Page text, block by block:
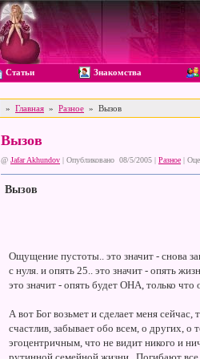
Статьи Знакомства
» Главная » Разное » Вызов
Вызов
@ Jafar Akhundov | Опубликовано 08/5/2005 | Разное |
Вызов
Ощущение пустоты.. это значит - снова
с нуля. и опять 25.. это значит - опять
это значит - опять будет ОНА, только что
А вот Бог возьмет и сделает меня сейчас,
счастлив, забывает обо всем, о других, о
эгоцентричным, что не видит никого и